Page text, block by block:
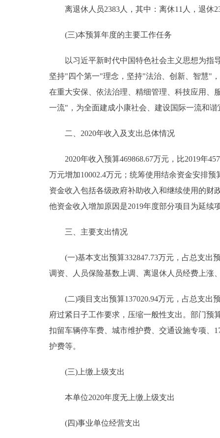
离退休人员2383人，其中：离休11人，退休
(三)本预算年度的主要工作任务
以习近平新时代中国特色社会主义思想为指
坚持"四个第一"理念，坚持"法治、创新、智慧"
在重大安保、依法治理、精细管理、科技应用、
一流"，为全面建成小康社会、建设国际一流和
二、2020年收入及支出总体情况
2020年收入预算469868.67万元，比2019年
万元增加10002.4万元；统筹使用结余资金安排预
资金收入包括各级政府补助收入和继续使用的财
他资金收入增加原因是2019年度部分项目为延续
三、主要支出情况
(一)基本支出预算332847.73万元，占总支出预
调资、人员保险基数上调、离退休人员经费上涨
(二)项目支出预算137020.94万元，占总支出预
府过紧日子工作要求，压缩一般性支出。部门
扣留车辆停车费、城市维护费、交通设施专项、
护费等。
(三)上缴上级支出
本单位2020年度无上缴上级支出
(四)事业单位经营支出